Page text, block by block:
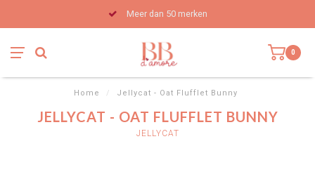
Meer dan 50 merken
0
Home / Jellycat - Oat Flufflet Bunny
JELLYCAT - OAT FLUFFLET BUNNY
JELLYCAT